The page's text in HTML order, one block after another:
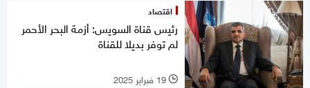
اقتصاد
رئيس قناة السويس: أزمة البحر الأحمر
لم توفر بديلا للقناة
l 19 فبراير 2025